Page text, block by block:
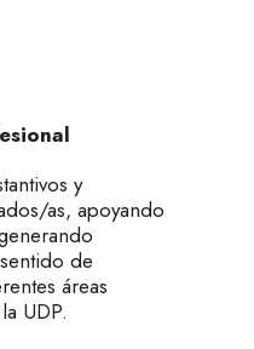
y
as, apoyando
de
áreas
UDP.